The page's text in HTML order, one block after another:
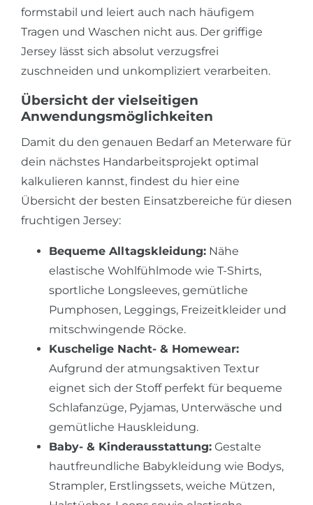
formstabil und leiert auch nach häufigem
Tragen und Waschen nicht aus. Der griffige
Jersey lässt sich absolut verzugsfrei
zuschneiden und unkompliziert verarbeiten.
Übersicht der vielseitigen
Anwendungsmöglichkeiten
Damit du den genauen Bedarf an Meterware für
dein nächstes Handarbeitsprojekt optimal
kalkulieren kannst, findest du hier eine
Übersicht der besten Einsatzbereiche für diesen
fruchtigen Jersey:
Bequeme Alltagskleidung: Nähe
elastische Wohlfühlmode wie T-Shirts,
sportliche Longsleeves, gemütliche
Pumphosen, Leggings, Freizeitkleider und
mitschwingende Röcke.
Kuschelige Nacht- & Homewear:
Aufgrund der atmungsaktiven Textur
eignet sich der Stoff perfekt für bequeme
Schlafanzüge, Pyjamas, Unterwäsche und
gemütliche Hauskleidung.
Baby- & Kinderausstattung: Gestalte
hautfreundliche Babykleidung wie Bodys,
Strampler, Erstlingssets, weiche Mützen,